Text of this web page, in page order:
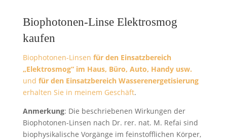
Biophotonen-Linse Elektrosmog
kaufen
Biophotonen-Linsen für den Einsatzbereich
„Elektrosmog“ im Haus, Büro, Auto, Handy usw.
und für den Einsatzbereich Wasserenergetisierung
erhalten Sie in meinem Geschäft.
Anmerkung: Die beschriebenen Wirkungen der
Biophotonen-Linsen nach Dr. rer. nat. M. Refai sind
biophysikalische Vorgänge im feinstofflichen Körper,